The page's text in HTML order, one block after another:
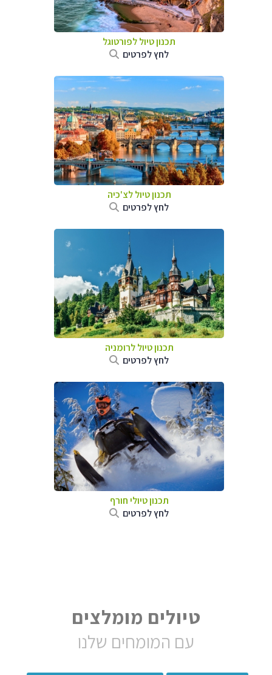
תכנון טיול לפורטוגל
לחץ לפרטים
תכנון טיול לצ'כיה
לחץ לפרטים
תכנון טיול לרומניה
לחץ לפרטים
תכנון טיולי חורף
לחץ לפרטים
טיולים מומלצים
עם המומחים שלנו